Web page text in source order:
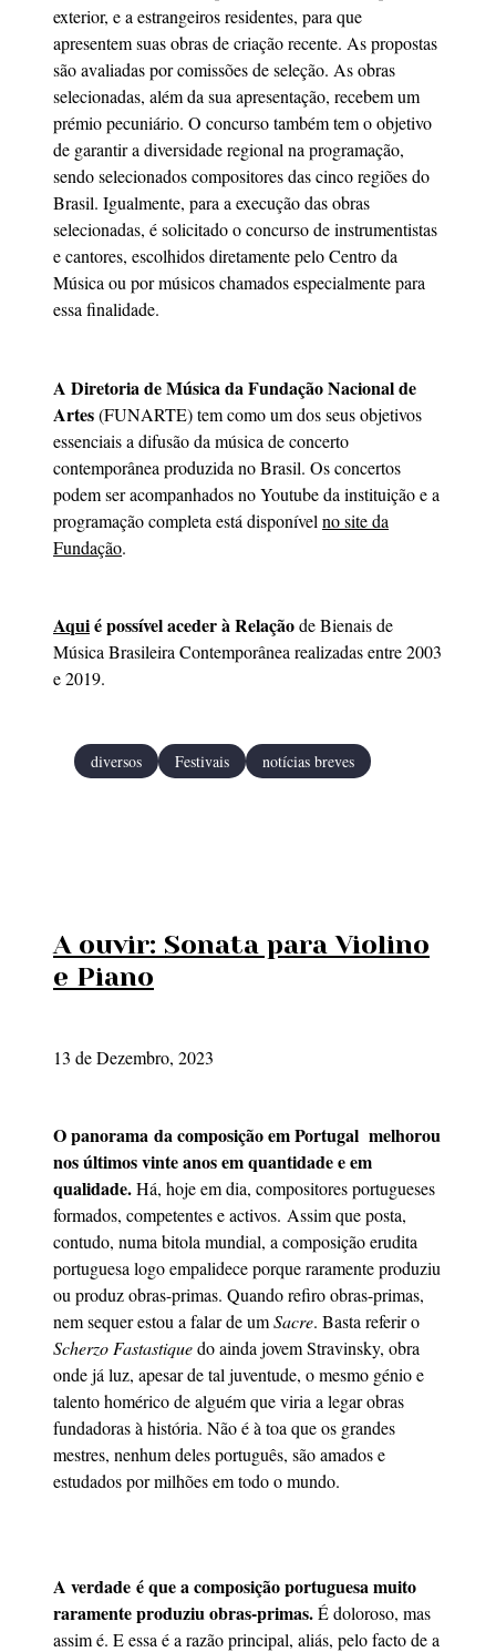
exterior, e a estrangeiros residentes, para que
apresentem suas obras de criação recente. As propostas
são avaliadas por comissões de seleção. As obras
selecionadas, além da sua apresentação, recebem um
prémio pecuniário. O concurso também tem o objetivo
de garantir a diversidade regional na programação,
sendo selecionados compositores das cinco regiões do
Brasil. Igualmente, para a execução das obras
selecionadas, é solicitado o concurso de instrumentistas
e cantores, escolhidos diretamente pelo Centro da
Música ou por músicos chamados especialmente para
essa finalidade.
A Diretoria de Música da Fundação Nacional de
Artes(FUNARTE) tem como um dos seus objetivos
essenciais a difusão da música de concerto
contemporânea produzida no Brasil. Os concertos
podem ser acompanhados no Youtube da instituição e a
programação completa está disponível no site da
Fundação.
Aquié possível aceder à Relaçãode Bienais de
Música Brasileira Contemporânea realizadas entre 2003
e 2019.
diversos Festivais notícias breves
A ouvir: Sonata para Violino
e Piano
13 de Dezembro, 2023
O panorama da composição em Portugal melhorou
nos últimos vinte anos em quantidade e em
qualidade.Há, hoje em dia, compositores portugueses
formados, competentes e activos. Assim que posta,
contudo, numa bitola mundial, a composição erudita
portuguesa logo empalidece porque raramente produziu
ou produz obras-primas. Quando refiro obras-primas,
nem sequer estou a falar de umSacre. Basta referir o
Scherzo Fastastiquedo ainda jovem Stravinsky, obra
onde já luz, apesar de tal juventude, o mesmo génio e
talento homérico de alguém que viria a legar obras
fundadoras à história. Não é à toa que os grandes
mestres, nenhum deles português, são amados e
estudados por milhões em todo o mundo.
A verdade é que a composição portuguesa muito
raramente produziu obras-primas.É doloroso, mas
assim é. E essa é a razão principal, aliás, pelo facto de a